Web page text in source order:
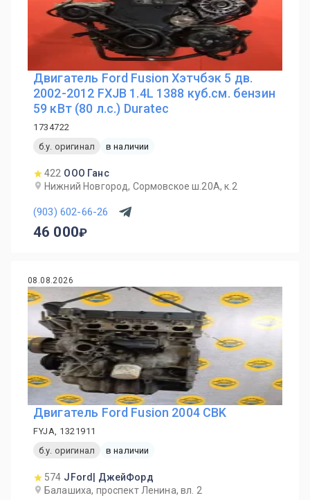
Двигатель Ford Fusion Хэтчбэк 5 дв.
2002-2012 FXJB 1.4L 1388 куб.см. бензин
59 кВт (80 л.с.) Duratec
1734722
б.у. оригинал
в наличии
422 ООО Ганс
Нижний Новгород, Сормовское ш.20А, к.2
(903) 602-66-26
46 000
08.08.2026
Двигатель Ford Fusion 2004 CBK
FYJA, 1321911
б.у. оригинал
в наличии
574 JFord| ДжейФорд
Балашиха, проспект Ленина, вл. 2